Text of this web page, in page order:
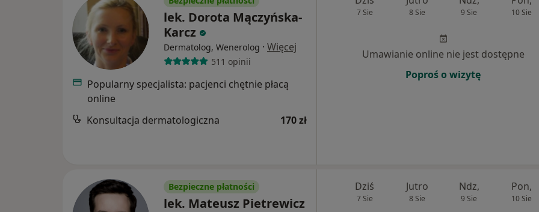
lek. Dorota Mączyńska-
Karcz
Dermatolog, Wenerolog · Więcej
511 opinii
Popularny specjalista: pacjenci chętnie płacą
online
Konsultacja dermatologiczna
170 zł
7 Sie 8 Sie 9 Sie 10 Sie
Umawianie online nie jest dostępne
Poproś o wizytę
Bezpieczne płatności
lek. Mateusz Pietrewicz
Dziś
7 Sie
Jutro
8 Sie
Ndz,
9 Sie
Pon,
10 Sie